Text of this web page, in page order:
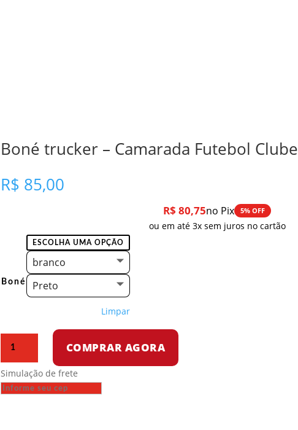
Boné trucker – Camarada Futebol Clube
R$ 85,00
R$ 80,75no Pix 5% OFF
ou em até 3x sem juros no cartão
Boné
branco
Preto
Limpar
Camarada
Futebol
COMPRAR AGORA
Simulação de frete